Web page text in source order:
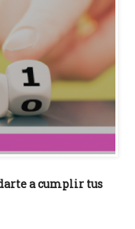
a cumplir tus